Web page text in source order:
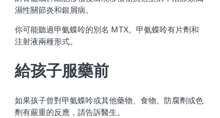
濕性關節炎和銀屑病。
你可能聽過甲氨蝶呤的別名 MTX。甲氨蝶呤有片劑和
注射液兩種形式。
給孩子服藥前
如果孩子曾對甲氨蝶呤或其他藥物、食物、防腐劑或色
劑有嚴重的反應，請告訴醫生。